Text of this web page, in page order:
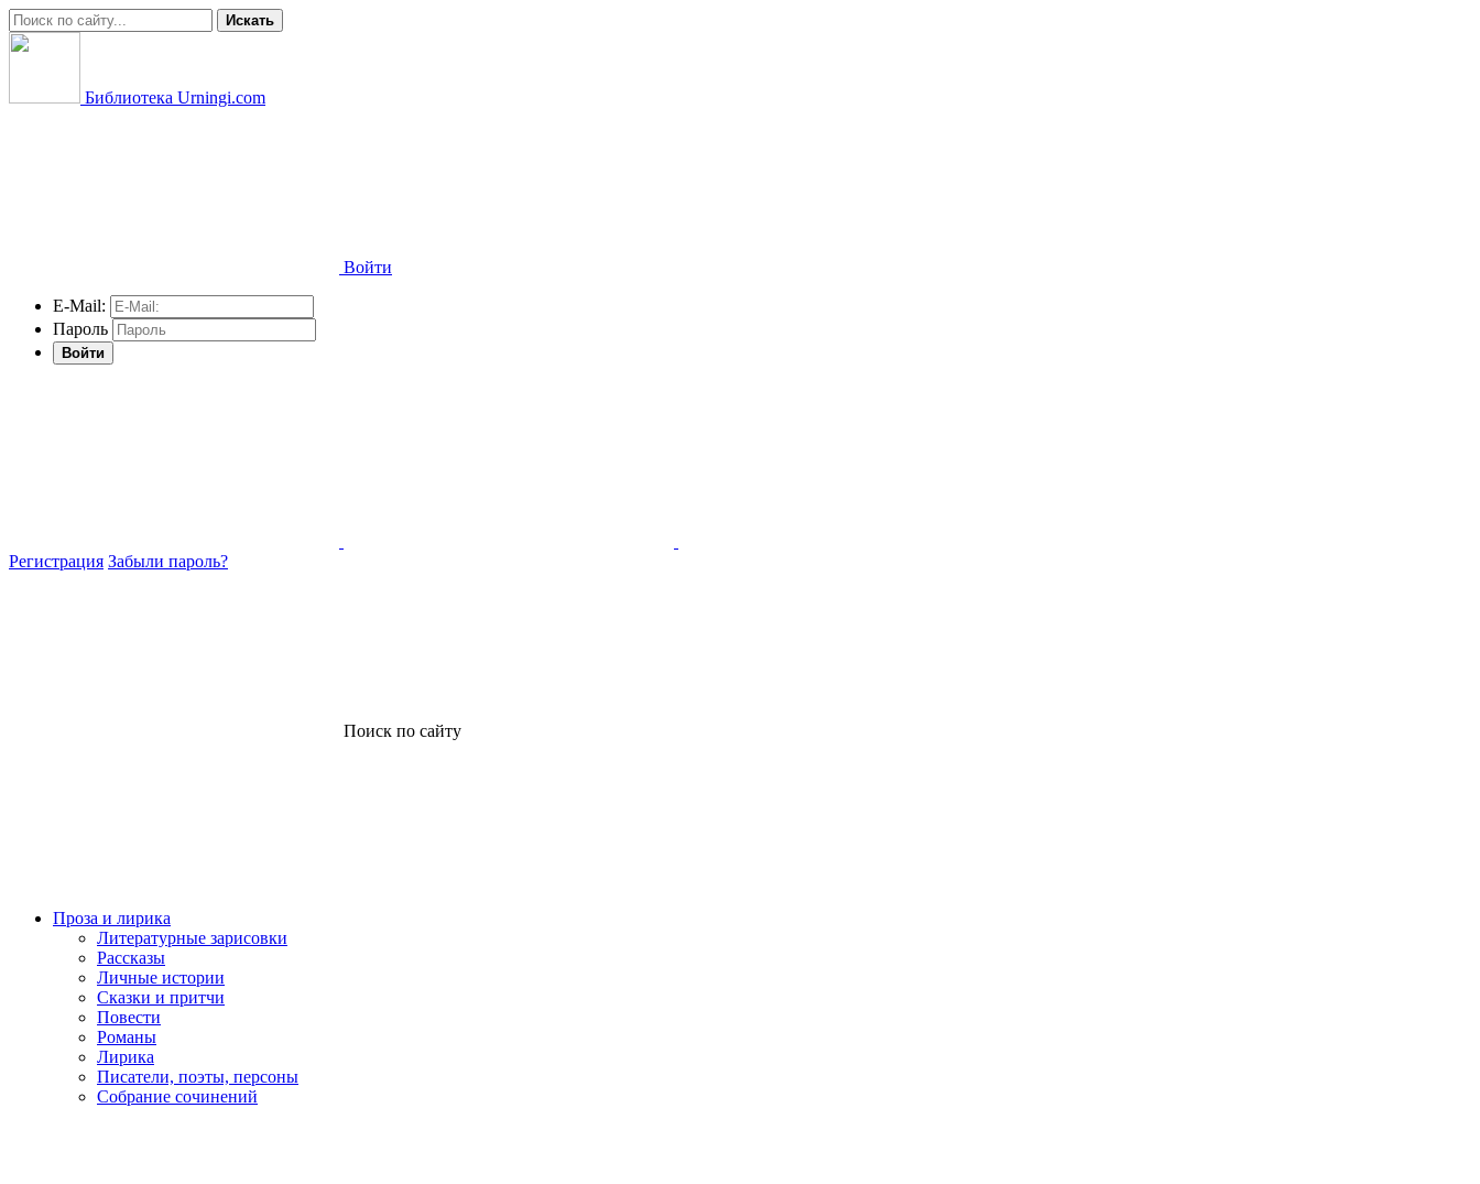
Искать
Библиотека Urningi.com
Войти
E-Mail:
Пароль
Войти
Регистрация Забыли пароль?
Поиск по сайту
Проза и лирика
Литературные зарисовки
Рассказы
Личные истории
Сказки и притчи
Повести
Романы
Лирика
Писатели, поэты, персоны
Собрание сочинений